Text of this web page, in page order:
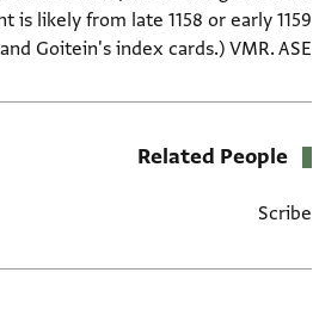
likely from late 1158 or early 1159
Goitein's index cards.) VMR. ASE.
Related People
Scribe